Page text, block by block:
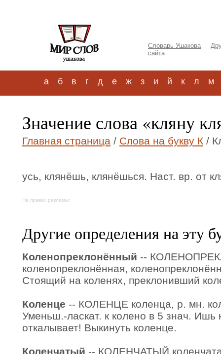
Словарь Ушакова
сайта
а б в г д е ж з и й к л м
Значение слова «кляну
Главная страница / Слова на букву К /
усь, клянёшь, клянёшься. Наст. вр. от
На правах рекламы:
Другие определения на эту
Коленопреклонённый --
коленопреклонённая,
Стоящий на коленях, преклонивший
Коленце -- КОЛЕНЦЕ коленца, р. мн.
Уменьш.-ласкат. к колено в 5 знач. Ишь
откалывает! Выкинуть коленце.
Коленчатый -- КОЛЕНЧАТЫЙ